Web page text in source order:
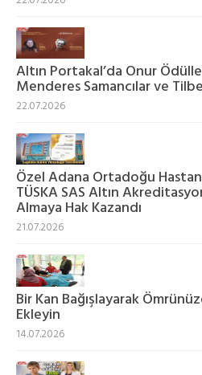
Altın Portakal’da Onur
Menderes Samancılar ve
22.07.2026
Özel Adana Ortadoğu
TÜSKA SAS Altın
Almaya Hak Kazandı
21.07.2026
Bir Kan Bağışlayarak
Ekleyin
14.07.2026